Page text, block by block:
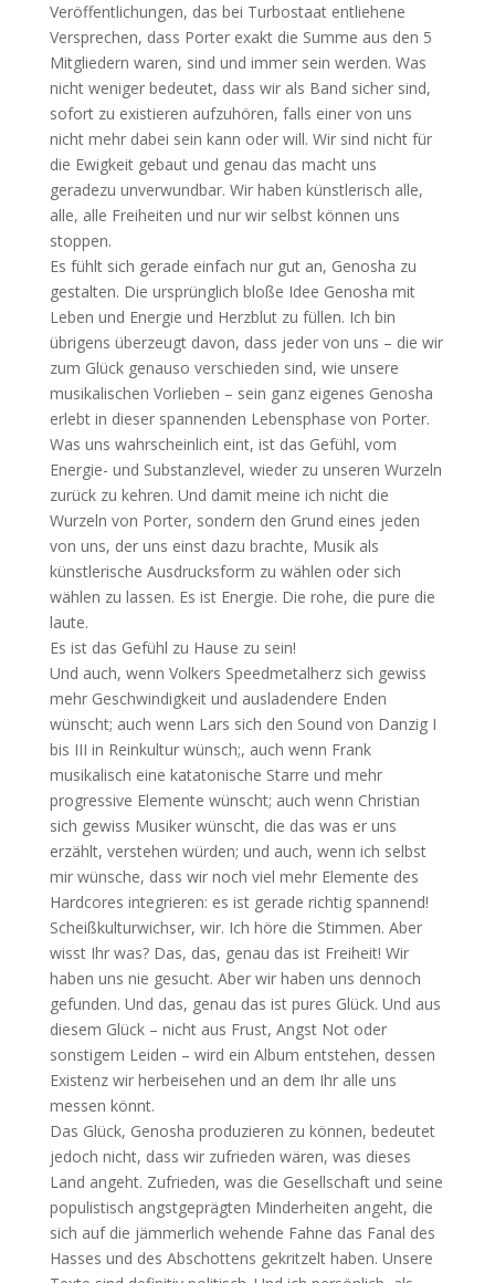
Veröffentlichungen, das bei Turbostaat entliehene
Versprechen, dass Porter exakt die Summe aus den 5
Mitgliedern waren, sind und immer sein werden. Was
nicht weniger bedeutet, dass wir als Band sicher sind,
sofort zu existieren aufzuhören, falls einer von uns
nicht mehr dabei sein kann oder will. Wir sind nicht für
die Ewigkeit gebaut und genau das macht uns
geradezu unverwundbar. Wir haben künstlerisch alle,
alle, alle Freiheiten und nur wir selbst können uns
stoppen.
Es fühlt sich gerade einfach nur gut an, Genosha zu
gestalten. Die ursprünglich bloße Idee Genosha mit
Leben und Energie und Herzblut zu füllen. Ich bin
übrigens überzeugt davon, dass jeder von uns – die wir
zum Glück genauso verschieden sind, wie unsere
musikalischen Vorlieben – sein ganz eigenes Genosha
erlebt in dieser spannenden Lebensphase von Porter.
Was uns wahrscheinlich eint, ist das Gefühl, vom
Energie- und Substanzlevel, wieder zu unseren Wurzeln
zurück zu kehren. Und damit meine ich nicht die
Wurzeln von Porter, sondern den Grund eines jeden
von uns, der uns einst dazu brachte, Musik als
künstlerische Ausdrucksform zu wählen oder sich
wählen zu lassen. Es ist Energie. Die rohe, die pure die
laute.
Es ist das Gefühl zu Hause zu sein!
Und auch, wenn Volkers Speedmetalherz sich gewiss
mehr Geschwindigkeit und ausladendere Enden
wünscht; auch wenn Lars sich den Sound von Danzig I
bis III in Reinkultur wünsch;, auch wenn Frank
musikalisch eine katatonische Starre und mehr
progressive Elemente wünscht; auch wenn Christian
sich gewiss Musiker wünscht, die das was er uns
erzählt, verstehen würden; und auch, wenn ich selbst
mir wünsche, dass wir noch viel mehr Elemente des
Hardcores integrieren: es ist gerade richtig spannend!
Scheißkulturwichser, wir. Ich höre die Stimmen. Aber
wisst Ihr was? Das, das, genau das ist Freiheit! Wir
haben uns nie gesucht. Aber wir haben uns dennoch
gefunden. Und das, genau das ist pures Glück. Und aus
diesem Glück – nicht aus Frust, Angst Not oder
sonstigem Leiden – wird ein Album entstehen, dessen
Existenz wir herbeisehen und an dem Ihr alle uns
messen könnt.
Das Glück, Genosha produzieren zu können, bedeutet
jedoch nicht, dass wir zufrieden wären, was dieses
Land angeht. Zufrieden, was die Gesellschaft und seine
populistisch angstgeprägten Minderheiten angeht, die
sich auf die jämmerlich wehende Fahne das Fanal des
Hasses und des Abschottens gekritzelt haben. Unsere